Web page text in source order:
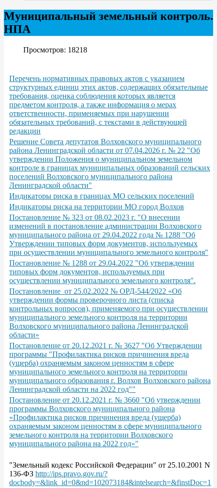
Муниципальный земельный контроль.
НПА
Просмотров: 18218
Перечень нормативных правовых актов с указанием
структурных единиц этих актов, содержащих обязательные
требования, оценка соблюдения которых является
предметом контроля, а также информация о мерах
ответственности, применяемых при нарушении
обязательных требований, с текстами в действующей
редакции
Решение Совета депутатов Волховского муниципального
района Ленинградской области от 07.04.2026 г. № 22 "Об
утверждении Положения о муниципальном земельном
контроле в границах муниципальных образований сельских
поселений Волховского муниципального района
Ленинградской области"
Индикаторы риска в границах МО сельских поселений
Индикаторы риска на территории МО город Волхов
Постановление № 323 от 08.02.2023 г. "О внесении
изменений в постановление администрации Волховского
муниципального района от 29.04.2022 года № 1288 "Об
Утверждении типовых форм документов, используемых
при осуществлении муниципального земельного контроля"
Постановление № 1288 от 29.04.2022 "Об утверждении
типовых форм документов, используемых при
осуществлении муниципального земельного контроля".
Постановление от 25.02.2022 № ОРД-544/2022 «Об
утверждении формы проверочного листа (списка
контрольных вопросов), применяемого при осуществлении
муниципального земельного контроля на территории
Волховского муниципального района Ленинградской
области»
Постановление от 20.12.2021 г. № 3627 "Об Утверждении
программы "Профилактика рисков причинения вреда
(ущерба) охраняемым законом ценностям в сфере
муниципального земельного контроля на территорпи
муниципального образования г. Волхов Волховского района
Ленинградской области на 2022 год""
Постановление от 20.12.2021 г. № 3660 "Об утверждении
программы Волховского муниципального района
«Профилактика рисков причинения вреда (ущерба)
охраняемым законом ценностям в сфере муниципального
земельного контроля на территории Волховского
муниципального района на 2022 год»"
"Земельный кодекс Российской Федерации" от 25.10.2001 N
136-ФЗ http://ips.pravo.gov.ru/?
docbody=&link_id=0&nd=102073184&intelsearch=&finstDoc=1